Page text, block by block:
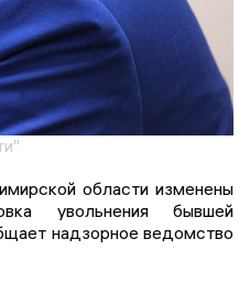
области изменены
увольнения бывшей
надзорное ведомство